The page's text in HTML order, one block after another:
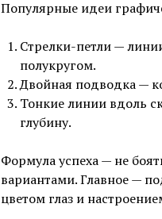
Популярные идеи
Стрелки-петли —
полукругом.
Двойная подводка —
Тонкие линии вдоль
глубину.
Формула успеха — не
вариантами. Главное —
цветом глаз и